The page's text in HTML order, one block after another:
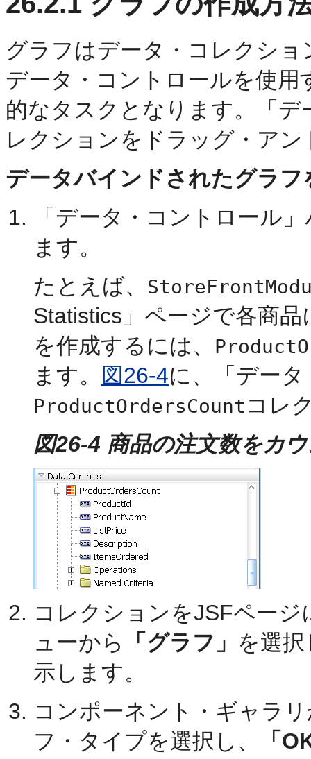
グラフはデータ・コレクシ
データ・コントロールを使
的なタスクとなります。「
レクションをドラッグ・ア
データバインドされたグラ
「データ・コントロール
ます。
たとえば、
Statistics」ページで各商
を作成するには、
ます。 図26-4に、「デー
ProductOrdersCountコレ
図26-4 商品の注文数をカ
コレクションをJSFペー
ューから
「グラフ」 を選
示します。
コンポーネント・ギャラ
フ・タイプを選択し、
「